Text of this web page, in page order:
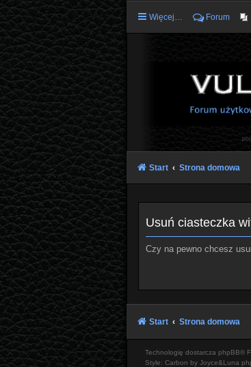
Więcej… Forum
Start Strona domowa
Usuń ciasteczka
Czy na pewno chcesz
Start Strona domowa
Technologię dostarcza phpBB®
Style: Carbon by Joyce&Luna